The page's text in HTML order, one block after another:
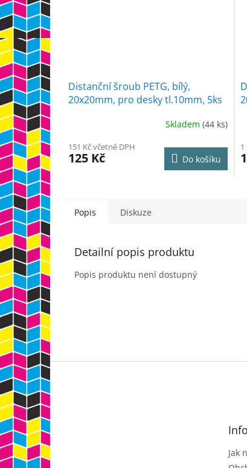
Distanční šroub PETG, bílý,
20x20mm, pro desky tl.10mm, 5ks
Skladem (44 ks)
151 Kč včetně DPH
125 Kč Do košíku
1
Popis Diskuze
Detailní popis produktu
Popis produktu není dostupný
Z
á
p
a
t
í
Jak